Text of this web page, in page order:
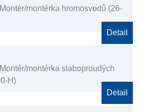
montérka hromosvodů (26-
Detail
montérka slaboproudých
H)
Detail